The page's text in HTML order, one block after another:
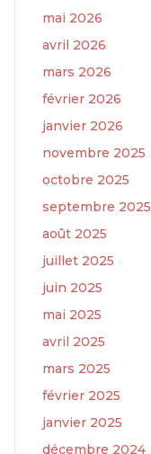
mai 2026
avril 2026
mars 2026
février 2026
janvier 2026
novembre 2025
octobre 2025
septembre 2025
août 2025
juillet 2025
juin 2025
mai 2025
avril 2025
mars 2025
février 2025
janvier 2025
décembre 2024